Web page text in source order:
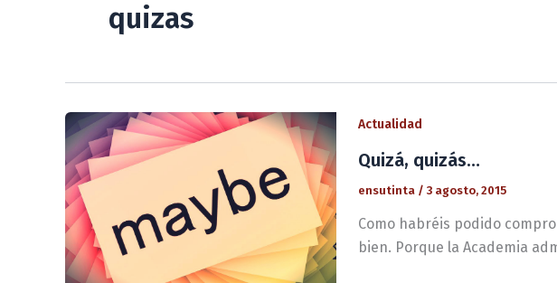
quizas
Actualidad
Quizá, quizás…
ensutinta / 3 agosto, 2015
Como habréis podido
bien. Porque la Academia